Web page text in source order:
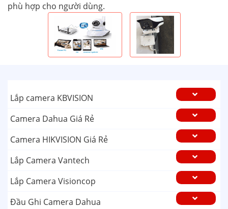
phù hợp cho người dùng.
Lắp camera KBVISION
Camera Dahua Giá Rẻ
Camera HIKVISION Giá Rẻ
Lắp Camera Vantech
Lắp Camera Visioncop
Đầu Ghi Camera Dahua